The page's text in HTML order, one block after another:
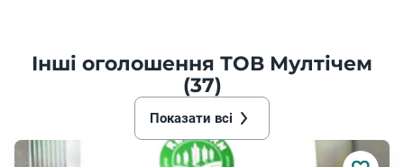
Інші оголошення ТОВ Мултічем
(37)
Показати всі